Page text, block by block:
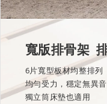
寬版排骨架
6片寬型板材均整排列
均勻受力，穩定無異音
獨立筒床墊也適用